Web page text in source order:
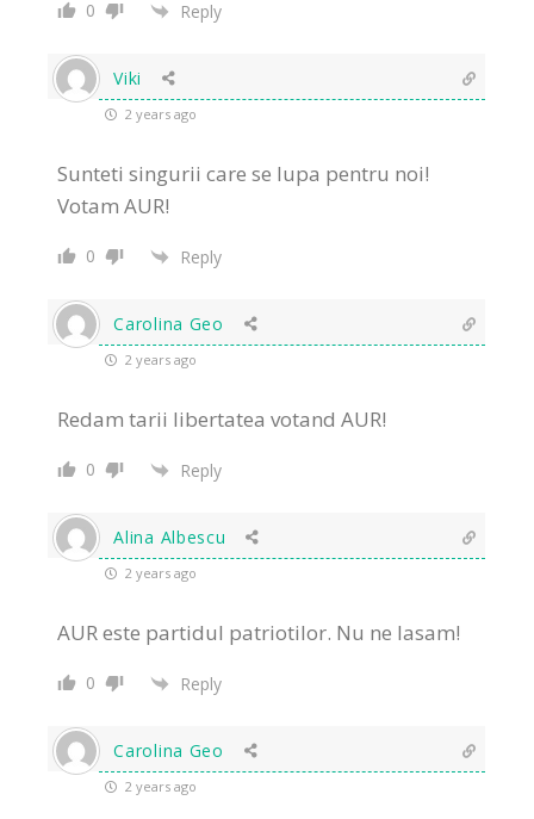
0 Reply
Viki
2 years ago
Sunteti singurii care se lupa pentru noi!
Votam AUR!
0 Reply
Carolina Geo
2 years ago
Redam tarii libertatea votand AUR!
0 Reply
Alina Albescu
2 years ago
AUR este partidul patriotilor. Nu ne lasam!
0 Reply
Carolina Geo
2 years ago